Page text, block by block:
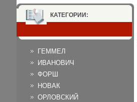
КАТЕГОРИИ:
ГЕММЕЛ
ИВАНОВИЧ
ФОРШ
НОВАК
ОРЛОВСКИЙ